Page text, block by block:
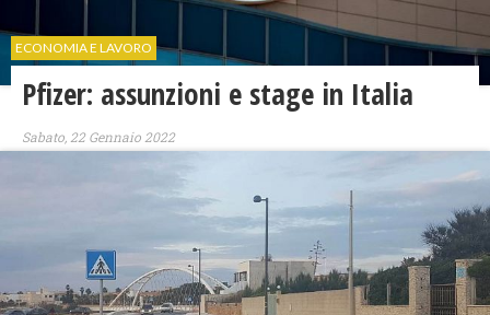
ECONOMIA E LAVORO
Pfizer: assunzioni e stage in Italia
Sabato, 22 Gennaio 2022